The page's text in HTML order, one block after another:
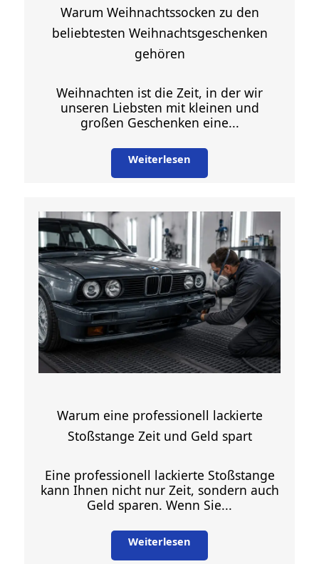
Warum Weihnachtssocken zu den
beliebtesten Weihnachtsgeschenken
gehören
Weihnachten ist die Zeit, in der wir
unseren Liebsten mit kleinen und
großen Geschenken eine...
Weiterlesen
Warum eine professionell lackierte
Stoßstange Zeit und Geld spart
Eine professionell lackierte Stoßstange
kann Ihnen nicht nur Zeit, sondern auch
Geld sparen. Wenn Sie...
Weiterlesen